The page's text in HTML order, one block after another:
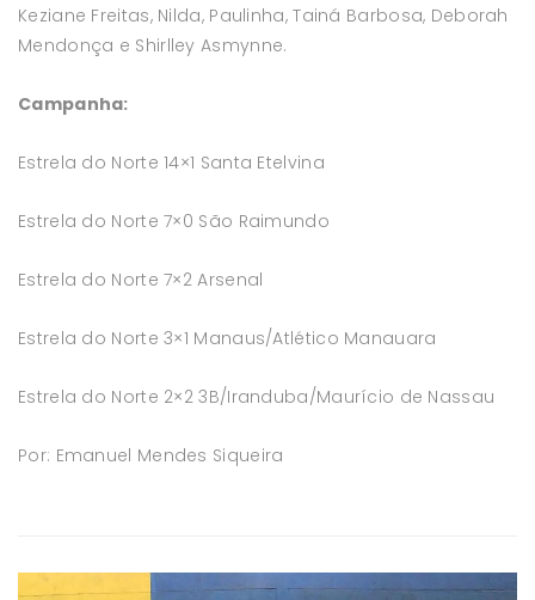
Keziane Freitas, Nilda, Paulinha, Tainá Barbosa, Deborah
Mendonça e Shirlley Asmynne.
Campanha:
Estrela do Norte 14×1 Santa Etelvina
Estrela do Norte 7×0 São Raimundo
Estrela do Norte 7×2 Arsenal
Estrela do Norte 3×1 Manaus/Atlético Manauara
Estrela do Norte 2×2 3B/Iranduba/Maurício de Nassau
Por: Emanuel Mendes Siqueira